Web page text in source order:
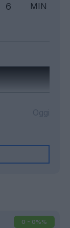
6 MIN
0 - 0%%